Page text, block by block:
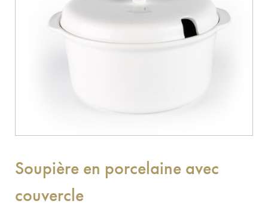
Soupière en porcelaine avec
couvercle